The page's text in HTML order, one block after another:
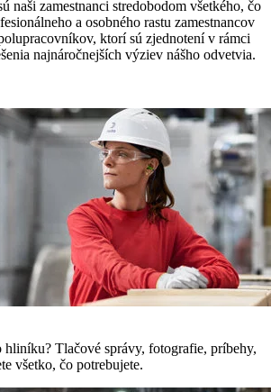
naši zamestnanci stredobodom všetkého, čo
a osobného rastu zamestnancov
ktorí sú zjednotení v rámci
najnáročnejších výziev nášho odvetvia.
hliníku? Tlačové správy, fotografie, príbehy,
všetko, čo potrebujete.